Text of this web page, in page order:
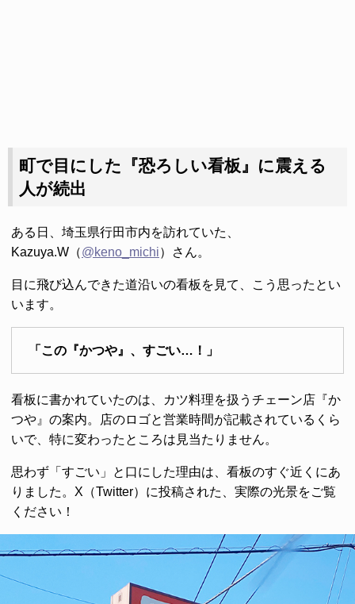
町で目にした『恐ろしい看板』に震える
人が続出
ある日、埼玉県行田市内を訪れていた、
Kazuya.W（@keno_michi）さん。
目に飛び込んできた道沿いの看板を見て、こう思ったとい
います。
「この『かつや』、すごい…！」
看板に書かれていたのは、カツ料理を扱うチェーン店『か
つや』の案内。店のロゴと営業時間が記載されているくら
いで、特に変わったところは見当たりません。
思わず「すごい」と口にした理由は、看板のすぐ近くにあ
りました。X（Twitter）に投稿された、実際の光景をご覧
ください！